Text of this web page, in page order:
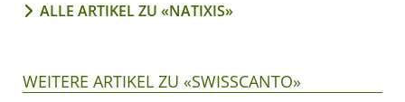
ALLE ARTIKEL ZU «NATIXIS»
WEITERE ARTIKEL ZU «SWISSCANTO»